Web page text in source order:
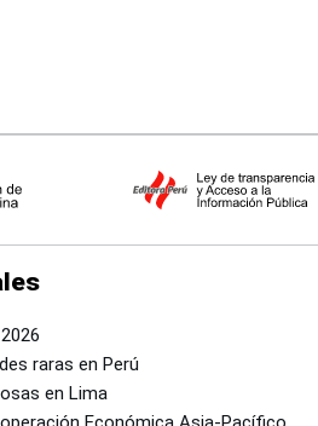
raras en Perú
en Lima